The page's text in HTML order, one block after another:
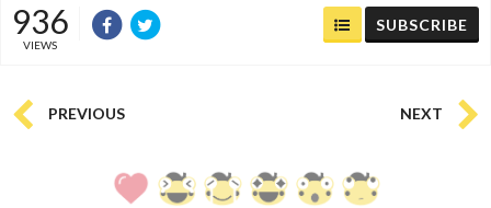
936
VIEWS
SUBSCRIBE
PREVIOUS NEXT